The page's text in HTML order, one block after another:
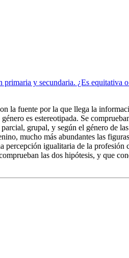
y secundaria. ¿Es equitativa o
la fuente por la que llega la
es estereotipada. Se
grupal, y según el género de
mucho más abundantes las
percepción igualitaria de la
las dos hipótesis, y que